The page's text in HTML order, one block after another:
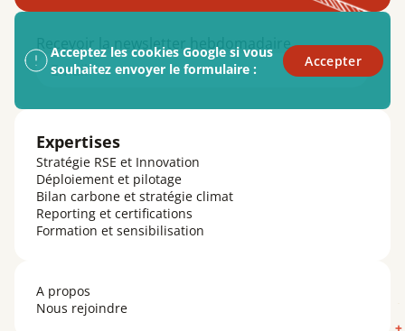
Recevoir la newsletter hebdomadaire
Email
Acceptez les cookies Google si vous
souhaitez envoyer le formulaire :
Accepter
Expertises
Stratégie RSE et Innovation
Déploiement et pilotage
Bilan carbone et stratégie climat
Reporting et certifications
Formation et sensibilisation
A propos
Nous rejoindre